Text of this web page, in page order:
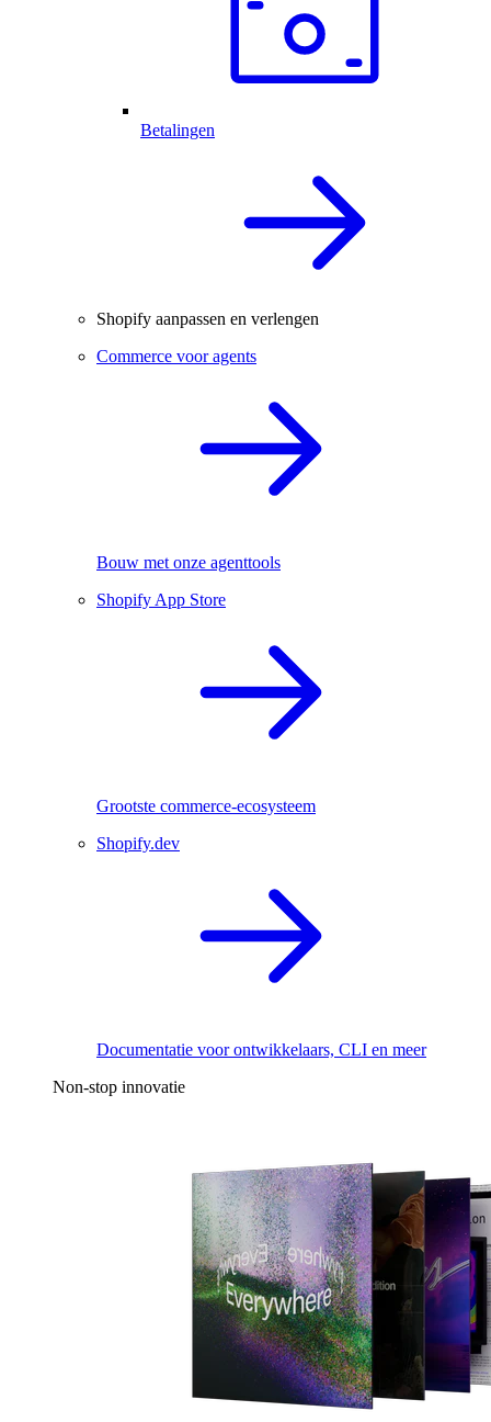
Betalingen
Shopify aanpassen en verlengen
Commerce voor agents
Bouw met onze agenttools
Shopify App Store
Grootste commerce-ecosysteem
Shopify.dev
Documentatie voor ontwikkelaars, CLI en meer
Non-stop innovatie